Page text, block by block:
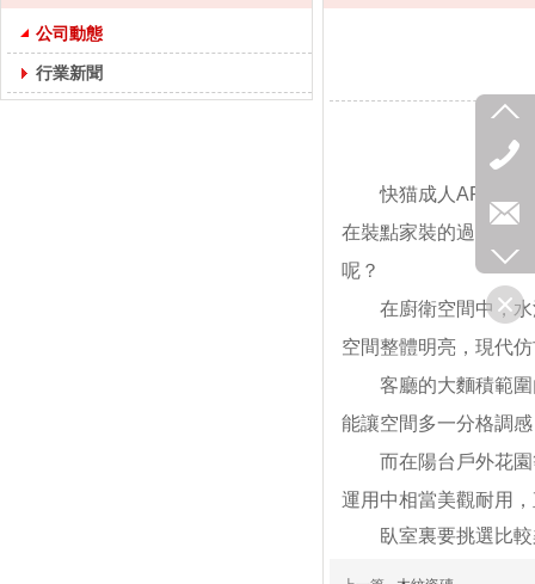
公司動態
行業新聞
快猫成人APP在家裝
在裝點家裝的過程中也
呢？
在廚衛空間中，
空間整體明亮，現代
客廳的大麵積範圍
能讓空間多一分格調感
而在陽台戶外花園等
運用中相當美觀耐用
臥室裏要挑選比較柔和